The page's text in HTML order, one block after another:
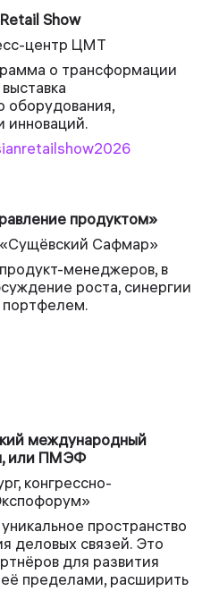
Show
центр ЦМТ
о трансформации
оборудования,
инноваций.
продуктом»
Сафмар»
менеджеров, в
роста, синергии
портфелем.
международный
или ПМЭФ
конгрессно-
пространство
деловых связей. Это
для развития
пределами, расширить